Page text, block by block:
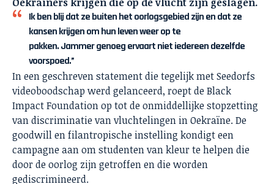
Ik ben blij dat ze buiten het oorlogsgebied zijn en dat ze
kansen krijgen om hun leven weer op te
pakken.Jammer genoeg ervaart niet iedereen dezelfde
voorspoed.”
In een geschreven statement die tegelijk met Seedorfs
videoboodschap werd gelanceerd, roept de Black
Impact Foundation op tot de onmiddellijke stopzetting
van discriminatie van vluchtelingen in Oekraïne. De
goodwill en filantropische instelling kondigt een
campagne aan om studenten van kleur te helpen die
door de oorlog zijn getroffen en die worden
gediscrimineerd.